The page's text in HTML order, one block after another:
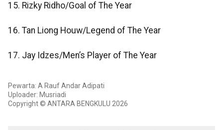
15. Rizky Ridho/Goal of The Year
16. Tan Liong Houw/Legend of The Year
17. Jay Idzes/Men’s Player of The Year
Pewarta: A Rauf Andar Adipati
Uploader: Musriadi
Copyright © ANTARA BENGKULU 2026